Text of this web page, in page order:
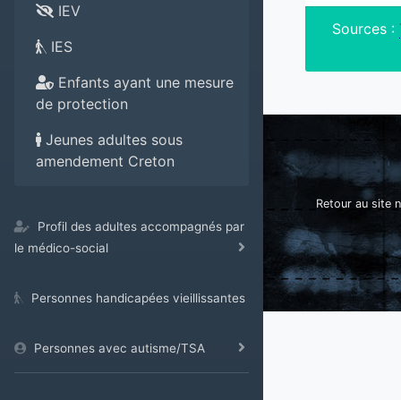
IEV
IES
Enfants ayant une mesure
de protection
Jeunes adultes sous
amendement Creton
Profil des adultes accompagnés par
le médico-social
Personnes handicapées vieillissantes
Personnes avec autisme/TSA
Sources :
Retour au site